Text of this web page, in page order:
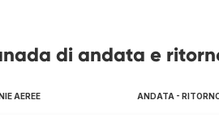
di andata e
AEREE ANDATA -